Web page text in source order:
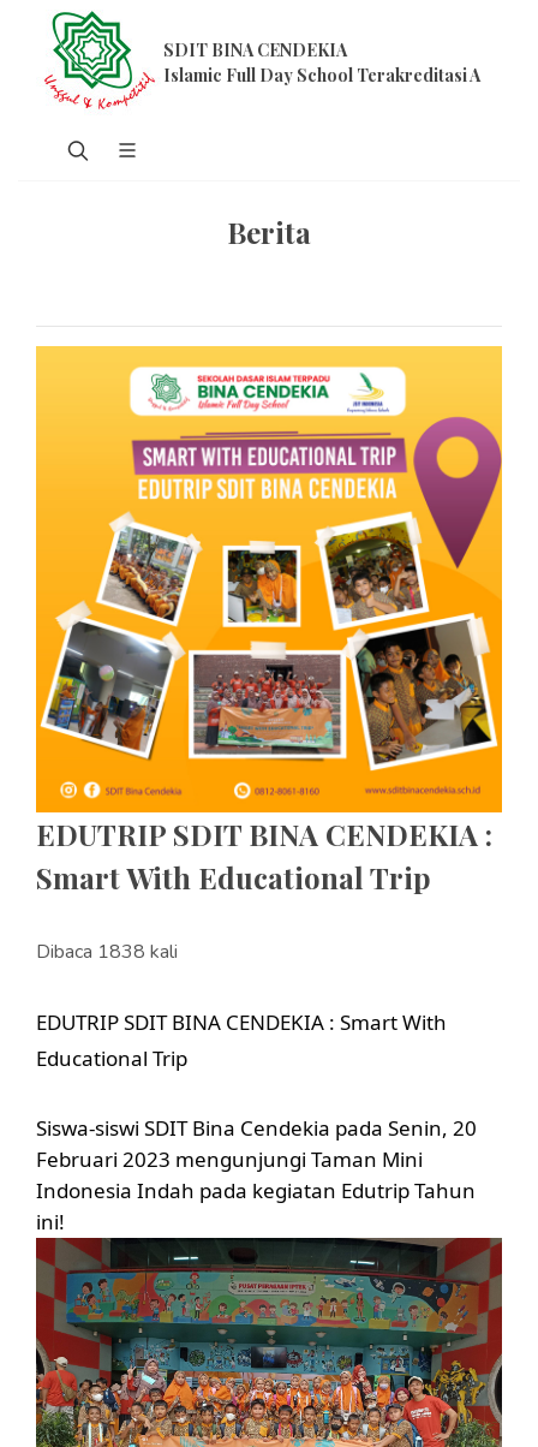
SDIT BINA CENDEKIA
Islamic Full Day School Terakreditasi A
Berita
EDUTRIP SDIT BINA CENDEKIA :
Smart With Educational Trip
Dibaca 1838 kali
EDUTRIP SDIT BINA CENDEKIA : Smart With
Educational Trip
Siswa-siswi SDIT Bina Cendekia pada Senin, 20
Februari 2023 mengunjungi Taman Mini
Indonesia Indah pada kegiatan Edutrip Tahun
ini!